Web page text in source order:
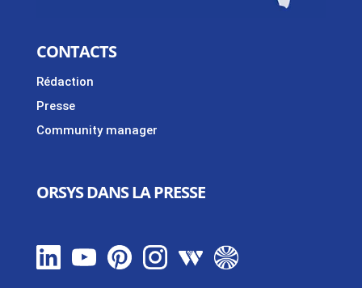
CONTACTS
Rédaction
Presse
Community manager
ORSYS DANS LA PRESSE